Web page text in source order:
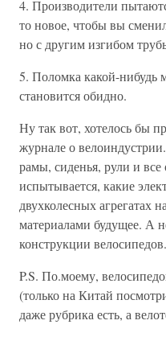
4. Производители
то новое, чтобы вы
но с другим изгибом
5. Поломка какой-нибудь
становится обидно.
Ну так вот, хотелось бы
журнале о
рамы, сиденья, рули и все
испытывается, какие
двухколесных агрегатах
материалами будущее. А
конструкции велосипедов.
P.S. По.моему,
(только на Китай
даже рубрика есть, а